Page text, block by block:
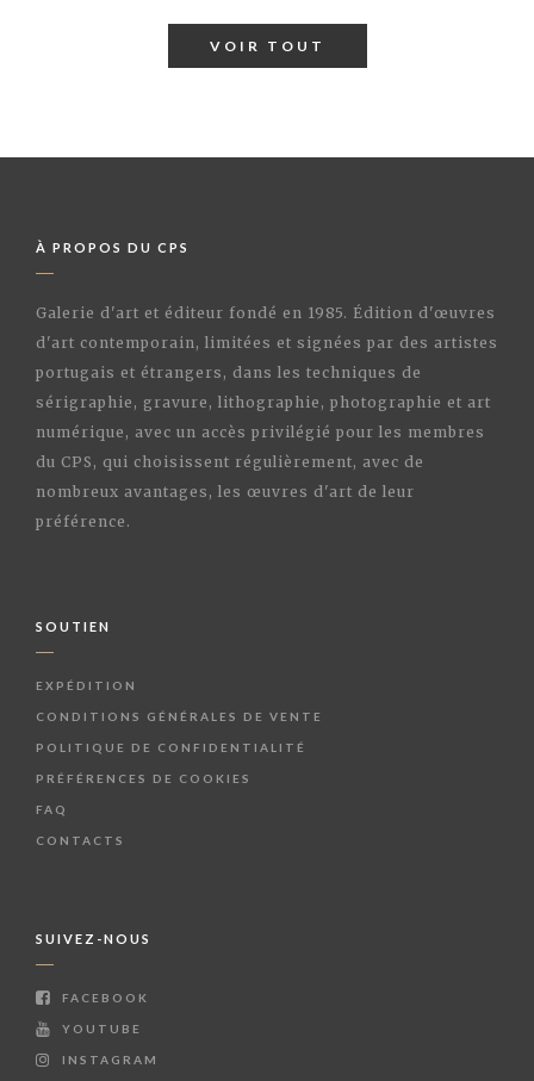
VOIR TOUT
À PROPOS DU CPS
Galerie d'art et éditeur fondé en 1985. Édition d'œuvres
d'art contemporain, limitées et signées par des artistes
portugais et étrangers, dans les techniques de
sérigraphie, gravure, lithographie, photographie et art
numérique, avec un accès privilégié pour les membres
du CPS, qui choisissent régulièrement, avec de
nombreux avantages, les œuvres d'art de leur
préférence.
SOUTIEN
EXPÉDITION
CONDITIONS GÉNÉRALES DE VENTE
POLITIQUE DE CONFIDENTIALITÉ
PRÉFÉRENCES DE COOKIES
FAQ
CONTACTS
SUIVEZ-NOUS
FACEBOOK
YOUTUBE
INSTAGRAM